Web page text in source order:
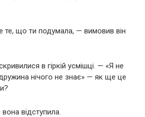
те, що ти подумала, — вимовив він
в гіркій усмішці. — «Я не
нічого не знає» — як ще це
відступила.